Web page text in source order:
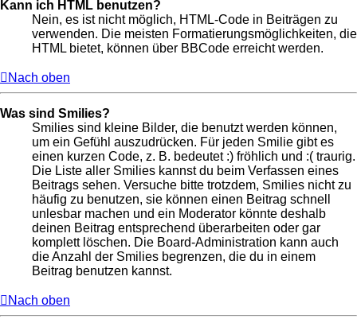
Kann ich HTML benutzen?
Nein, es ist nicht möglich, HTML-Code in Beiträgen zu
verwenden. Die meisten Formatierungsmöglichkeiten, die
HTML bietet, können über BBCode erreicht werden.
Nach oben
Was sind Smilies?
Smilies sind kleine Bilder, die benutzt werden können,
um ein Gefühl auszudrücken. Für jeden Smilie gibt es
einen kurzen Code, z. B. bedeutet :) fröhlich und :( traurig.
Die Liste aller Smilies kannst du beim Verfassen eines
Beitrags sehen. Versuche bitte trotzdem, Smilies nicht zu
häufig zu benutzen, sie können einen Beitrag schnell
unlesbar machen und ein Moderator könnte deshalb
deinen Beitrag entsprechend überarbeiten oder gar
komplett löschen. Die Board-Administration kann auch
die Anzahl der Smilies begrenzen, die du in einem
Beitrag benutzen kannst.
Nach oben